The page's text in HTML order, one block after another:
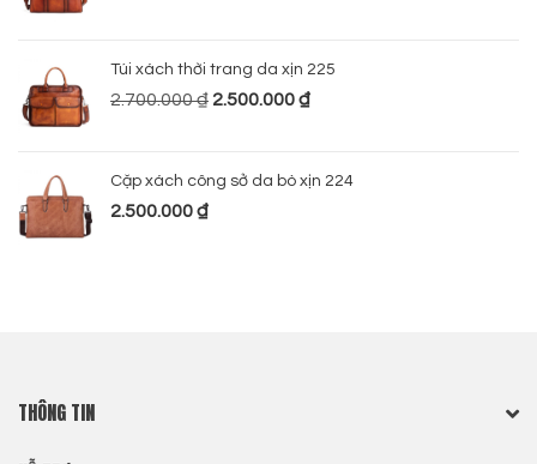
Túi xách thời trang da xịn 225
2.700.000₫ 2.500.000₫
Cặp xách công sở da bò xịn 224
2.500.000₫
THÔNG TIN